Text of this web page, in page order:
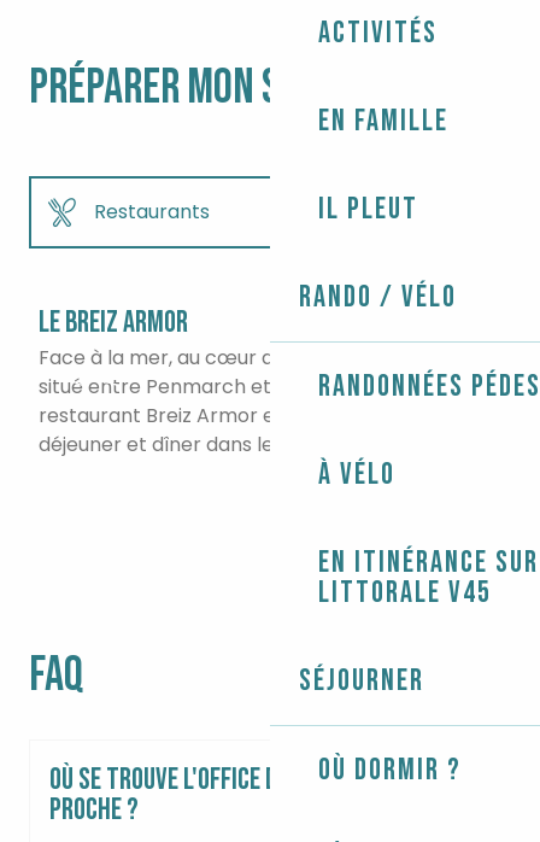
Activités
En famille
Il pleut
Rando / Vélo
Randonnées
À vélo
En itinérance
littorale V45
Séjourner
Où dormir ?
PRÉPARER MON SÉJOUR
Restaurants
Que faire ?
Agenda
LE BREIZ ARMOR
Face à la mer, au cœur de la Baie d'Audierne,
situé entre Penmarch et la Pointe du Raz, le
restaurant Breiz Armor est l'endroit idéal pour
déjeuner et dîner dans le cadre...
sa
FAQ
Où se trouve l'Office de tourisme le plus
proche ?